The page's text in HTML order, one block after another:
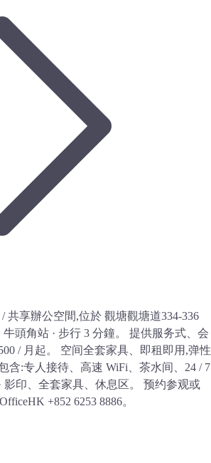
共享辦公空間,位於 觀塘觀塘道334-336
頭角站 · 步行 3 分鐘。 提供服务式、会
/ 月起。 空间全套家具、即租即用,弹性
含:专人接待、高速 WiFi、茶水间、24 / 7
影印、全套家具、休息区。 预约参观或
+852 6253 8886。